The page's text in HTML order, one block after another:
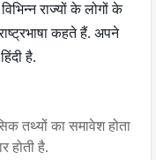
राज्यों के लोगों के
कहते हैं. अपने
है.
तथ्यों का समावेश होता
होती है.